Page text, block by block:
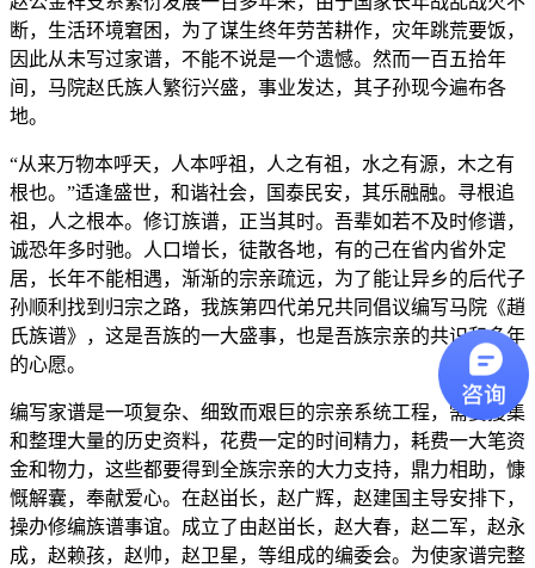
断，生活环境窘困，为了谋生终年劳苦耕作，灾年跳荒要饭，
因此从未写过家谱，不能不说是一个遗憾。然而一百五拾年
间，马院赵氏族人繁衍兴盛，事业发达，其子孙现今遍布各
地。
“从来万物本呼天，人本呼祖，人之有祖，水之有源，木之有
根也。”适逢盛世，和谐社会，国泰民安，其乐融融。寻根追
祖，人之根本。修订族谱，正当其时。吾辈如若不及时修谱，
诚恐年多时驰。人口增长，徒散各地，有的己在省内省外定
居，长年不能相遇，渐渐的宗亲疏远，为了能让异乡的后代子
孙顺利找到归宗之路，我族第四代弟兄共同倡议编写马院《趙
氏族谱》，这是吾族的一大盛事，也是吾族宗亲的共识和多年
的心愿。
编写家谱是一项复杂、细致而艰巨的宗亲系统工程，需要搜集
和整理大量的历史资料，花费一定的时间精力，耗费一大笔资
金和物力，这些都要得到全族宗亲的大力支持，鼎力相助，慷
慨解囊，奉献爱心。在赵畄长，赵广辉，赵建国主导安排下，
操办修编族谱事谊。成立了由赵畄长，赵大春，赵二军，赵永
成，赵赖孩，赵帅，赵卫星，等组成的编委会。为使家谱完整